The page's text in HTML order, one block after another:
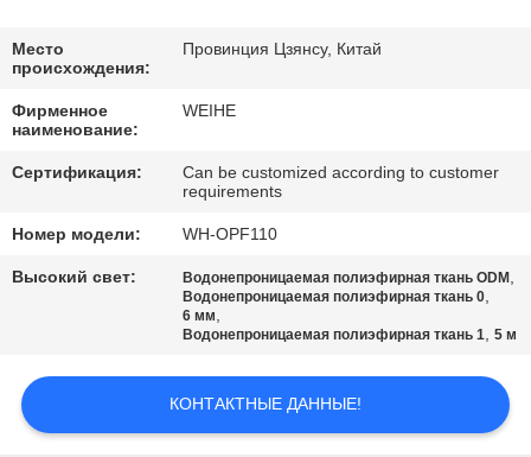
МЫ
СПРОСИТЕ
ЦИТАТУ
КАРТА
САЙТА
POLICY
Место
происхождения:
Провинция Цзянсу, Китай
Фирменное
наименование:
WEIHE
Сертификация:
Can be customized according to customer
requirements
Номер модели: WH-OPF110
Высокий свет: Водонепроницаемая полиэфирная ткань ODM ,
Водонепроницаемая полиэфирная ткань 0,
6 мм,
Водонепроницаемая полиэфирная ткань 1,5 м
КОНТАКТНЫЕ ДАННЫЕ!